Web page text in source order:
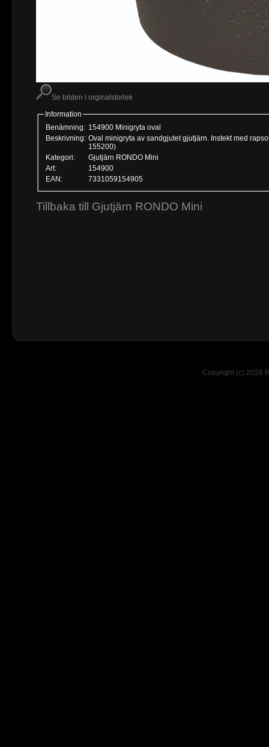
Se bilden i orginalstorlek
Information
Benämning: 154900 Minigryta oval
Beskrivning: Oval minigryta av sandgjutet gjutjärn. Instekt med
155200)
Kategori:
Gjutjärn RONDO Mini
Art:
154900
EAN:
7331059154905
Tillbaka till Gjutjärn RONDO Mini
Copyright (c) 2026